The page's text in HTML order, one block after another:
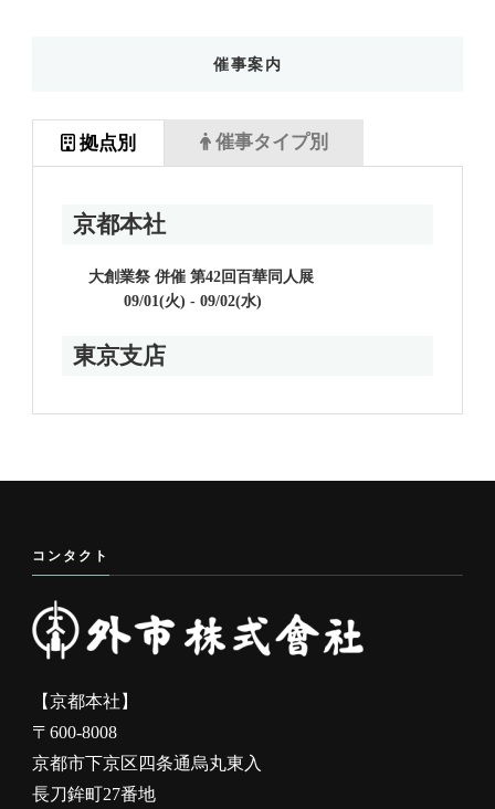
催事案内
拠点別
京都本社
大創業祭 併催 第42回百華同人展
09/01(火) - 09/02(水)
東京支店
催事タイプ別
コンタクト
【京都本社】
〒600-8008
京都市下京区四条通烏丸東入
長刀鉾町27番地